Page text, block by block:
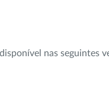
nas seguintes